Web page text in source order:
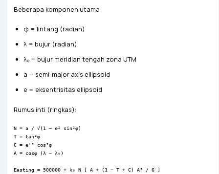
Beberapa komponen utama:
φ = lintang (radian)
λ = bujur (radian)
λ₀ = bujur meridian tengah zona UTM
a = semi-major axis ellipsoid
e = eksentrisitas ellipsoid
Rumus inti (ringkas):
N = a / √(1 − e² sin²φ)
T = tan²φ
C = e'² cos²φ
A = cosφ (λ − λ₀)
Easting = 500000 + k₀ N [ A + (1 − T + C) A³ / 6 ]